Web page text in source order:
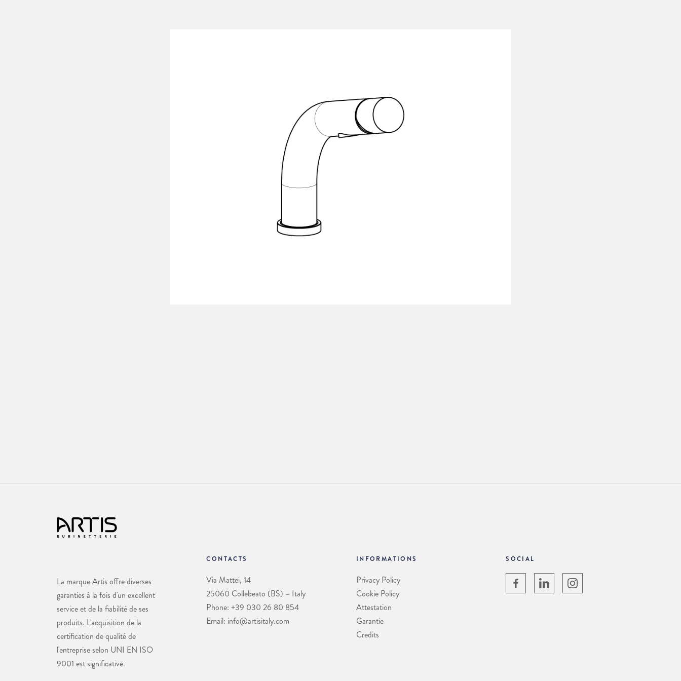
La marque Artis offre diverses
garanties à la fois d'un excellent
service et de la fiabilité de ses
produits. L'acquisition de la
certification de qualité de
l'entreprise selon UNI EN ISO
9001 est significative.
CONTACTS
Via Mattei, 14
25060 Collebeato (BS) – Italy
Phone: +39 030 26 80 854
Email: info@artisitaly.com
INFORMATIONS
Privacy Policy
Cookie Policy
Attestation
Garantie
Credits
SOCIAL